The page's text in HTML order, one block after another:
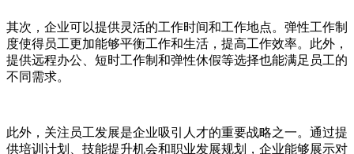
其次，企业可以提供灵活的工作时间和工作地点。弹性工作制
度使得员工更加能够平衡工作和生活，提高工作效率。此外，
提供远程办公、短时工作制和弹性休假等选择也能满足员工的
不同需求。
此外，关注员工发展是企业吸引人才的重要战略之一。通过提
供培训计划、技能提升机会和职业发展规划，企业能够展示对